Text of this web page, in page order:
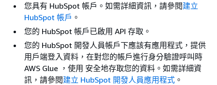
您具有 HubSpot 帳戶。如需詳細資訊，請參閱建立
HubSpot 帳戶 。
您的 HubSpot 帳戶已啟用 API 存取。
您的 HubSpot 開發人員帳戶下應該有應用程式，提供
用戶端登入資料，在對您的帳戶進行身分驗證呼叫時
AWS Glue ，使用 安全地存取您的資料。如需詳細資
訊，請參閱建立 HubSpot 開發人員應用程式 。